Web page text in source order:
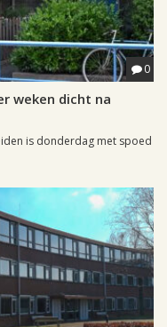
0
weken dicht na
is donderdag met spoed